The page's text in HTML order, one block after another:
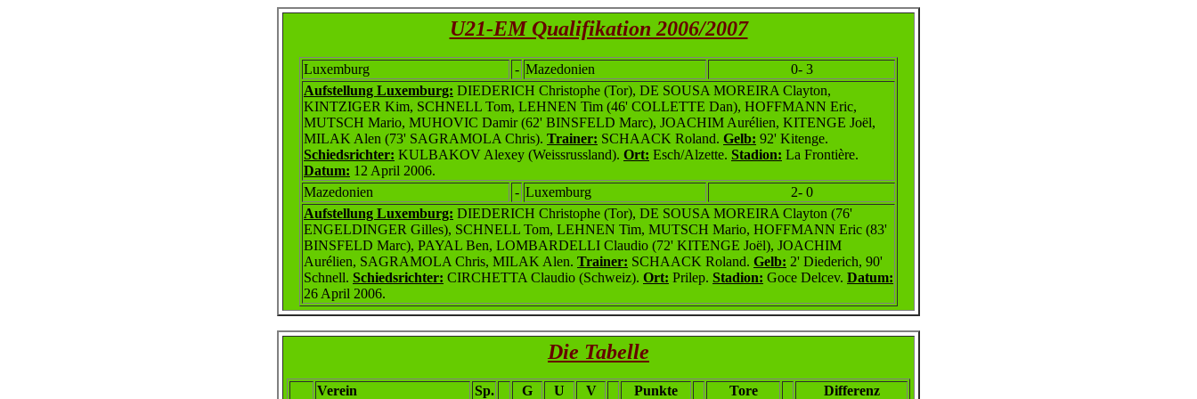
U21-EM Qualifikation 2006/2007
Luxemburg - Mazedonien
0- 3
Aufstellung Luxemburg: DIEDERICH Christophe (Tor), DE SOUSA MOREIRA Clayton,
KINTZIGER Kim, SCHNELL Tom, LEHNEN Tim (46' COLLETTE Dan), HOFFMANN Eric,
MUTSCH Mario, MUHOVIC Damir (62' BINSFELD Marc), JOACHIM Aurélien, KITENGE Joël,
MILAK Alen (73' SAGRAMOLA Chris). Trainer: SCHAACK Roland. Gelb: 92' Kitenge.
Schiedsrichter: KULBAKOV Alexey (Weissrussland). Ort: Esch/Alzette. Stadion: La Frontière.
Datum: 12 April 2006.
Mazedonien
- Luxemburg
2- 0
Aufstellung Luxemburg: DIEDERICH Christophe (Tor), DE SOUSA MOREIRA Clayton (76'
ENGELDINGER Gilles), SCHNELL Tom, LEHNEN Tim, MUTSCH Mario, HOFFMANN Eric (83'
BINSFELD Marc), PAYAL Ben, LOMBARDELLI Claudio (72' KITENGE Joël), JOACHIM
Aurélien, SAGRAMOLA Chris, MILAK Alen. Trainer: SCHAACK Roland. Gelb: 2' Diederich, 90'
Schnell. Schiedsrichter: CIRCHETTA Claudio (Schweiz). Ort: Prilep. Stadion: Goce Delcev. Datum:
26 April 2006.
Die Tabelle
Verein Sp. G U V Punkte Tore
Differenz